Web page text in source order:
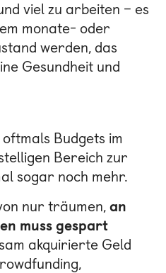
viel zu arbeiten – es
monate- oder
werden, das
Gesundheit und
Budgets im
Bereich zur
sogar noch mehr.
nur träumen, an
muss gespart
akquirierte Geld